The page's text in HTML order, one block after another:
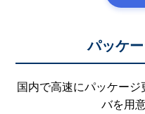
パッケ
国内で高速にパッケー
バを用